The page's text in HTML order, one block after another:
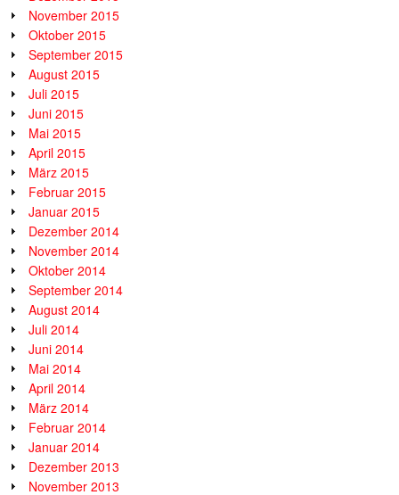
November 2015
Oktober 2015
September 2015
August 2015
Juli 2015
Juni 2015
Mai 2015
April 2015
März 2015
Februar 2015
Januar 2015
Dezember 2014
November 2014
Oktober 2014
September 2014
August 2014
Juli 2014
Juni 2014
Mai 2014
April 2014
März 2014
Februar 2014
Januar 2014
Dezember 2013
November 2013